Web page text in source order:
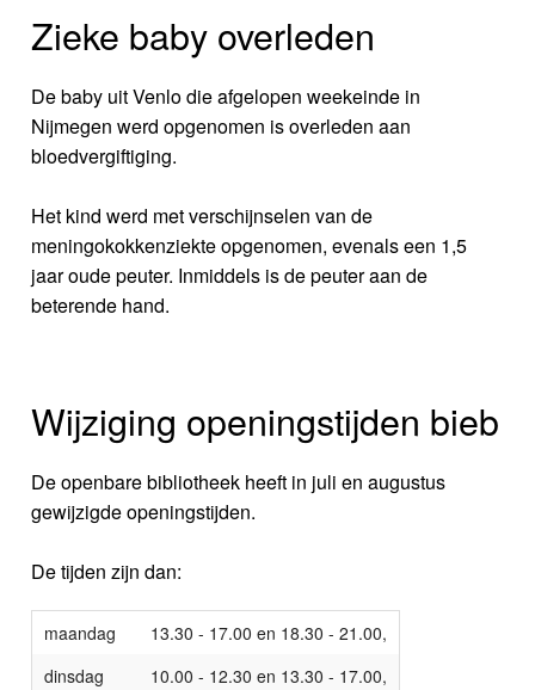
Zieke baby overleden
De baby uit Venlo die afgelopen weekeinde in
Nijmegen werd opgenomen is overleden aan
bloedvergiftiging.
Het kind werd met verschijnselen van de
meningokokkenziekte opgenomen, evenals een 1,5
jaar oude peuter. Inmiddels is de peuter aan de
beterende hand.
Wijziging openingstijden bieb
De openbare bibliotheek heeft in juli en augustus
gewijzigde openingstijden.
De tijden zijn dan:
maandag
13.30 - 17.00 en 18.30 - 21.00,
dinsdag
10.00 - 12.30 en 13.30 - 17.00,